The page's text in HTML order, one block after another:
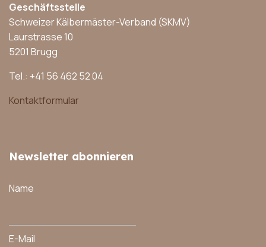
Geschäftsstelle
Schweizer Kälbermäster-Verband (SKMV)
Laurstrasse 10
5201 Brugg
Tel.: +41 56 462 52 04
Kontaktformular
Newsletter abonnieren
Name
E-Mail